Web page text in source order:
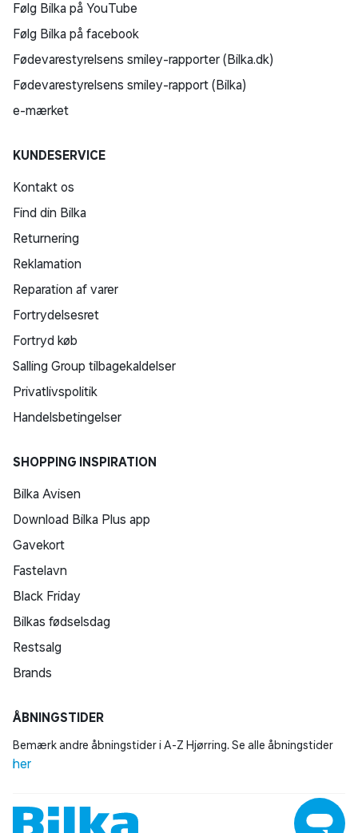
Følg Bilka på YouTube
Følg Bilka på facebook
Fødevarestyrelsens smiley-rapporter (Bilka.dk)
Fødevarestyrelsens smiley-rapport (Bilka)
e-mærket
KUNDESERVICE
Kontakt os
Find din Bilka
Returnering
Reklamation
Reparation af varer
Fortrydelsesret
Fortryd køb
Salling Group tilbagekaldelser
Privatlivspolitik
Handelsbetingelser
SHOPPING INSPIRATION
Bilka Avisen
Download Bilka Plus app
Gavekort
Fastelavn
Black Friday
Bilkas fødselsdag
Restsalg
Brands
ÅBNINGSTIDER
Bemærk andre åbningstider i A-Z Hjørring. Se alle åbningstider
her